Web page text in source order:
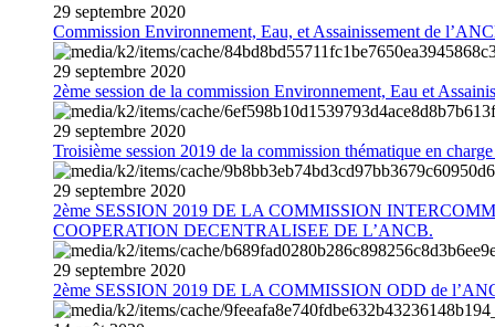
29 septembre 2020
Commission Environnement, Eau, et Assainissement de
29 septembre 2020
2ème session de la commission Environnement, Eau et
29 septembre 2020
Troisième session 2019 de la commission thématique en
29 septembre 2020
2ème SESSION 2019 DE LA COMMISSION
COOPERATION DECENTRALISEE DE L’ANCB.
29 septembre 2020
2ème SESSION 2019 DE LA COMMISSION ODD de